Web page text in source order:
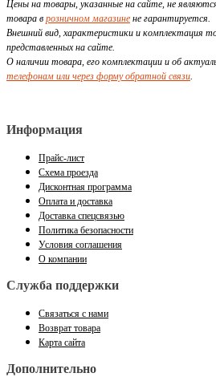
Цены на товары, указанные на сайте, не
товара в розничном магазине не гарантируется.
Внешний вид, характеристики и комплектация
представленных на сайте.
О наличии товара, его комплектации и об
телефонам или через форму обратной связи.
Информация
Прайс-лист
Схема проезда
Дисконтная программа
Оплата и доставка
Доставка спецсвязью
Политика безопасности
Условия соглашения
О компании
Служба поддержки
Связаться с нами
Возврат товара
Карта сайта
Дополнительно